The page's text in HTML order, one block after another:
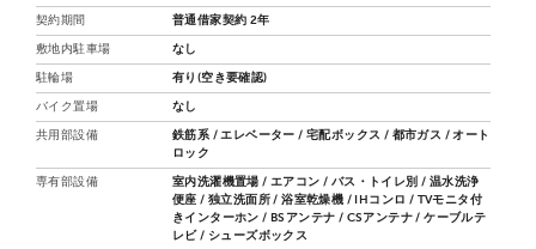
契約期間 普通借家契約 2年
敷地内駐車場 なし
駐輪場 有り(空き要確認)
バイク置場 なし
共用部設備
鉄筋系 / エレベーター / 宅配ボックス / 都市ガス / オート
ロック
専有部設備
室内洗濯機置場 / エアコン / バス・トイレ別 / 温水洗浄
便座 / 独立洗面所 / 浴室乾燥機 / IHコンロ / TVモニタ付
きインターホン / BSアンテナ / CSアンテナ / ケーブルテ
レビ / シューズボックス